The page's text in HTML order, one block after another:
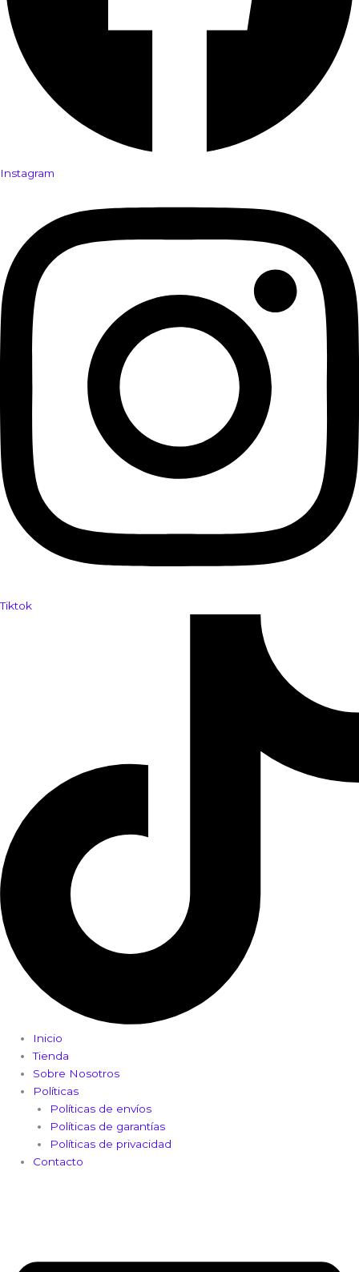
Instagram
Tiktok
Inicio
Tienda
Sobre Nosotros
Políticas
Políticas de envíos
Políticas de garantías
Políticas de privacidad
Contacto